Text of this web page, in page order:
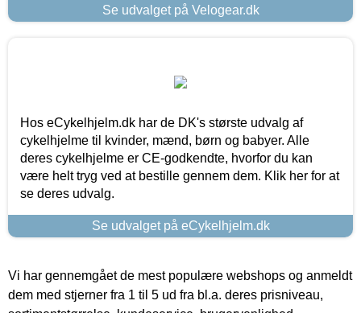
Se udvalget på Velogear.dk
Hos eCykelhjelm.dk har de DK's største udvalg af
cykelhjelme til kvinder, mænd, børn og babyer. Alle
deres cykelhjelme er CE-godkendte, hvorfor du kan
være helt tryg ved at bestille gennem dem. Klik her for at
se deres udvalg.
Se udvalget på eCykelhjelm.dk
Vi har gennemgået de mest populære webshops og anmeldt
dem med stjerner fra 1 til 5 ud fra bl.a. deres prisniveau,